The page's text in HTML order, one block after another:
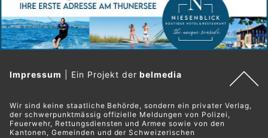
Impressum Ein Projekt derbelmedia
Wir sind keine staatliche Behörde, sondern ein privater Verlag,
der schwerpunktmässig offizielle Meldungen von Polizei,
Feuerwehr, Rettungsdiensten und Armee sowie von den
Kantonen, Gemeinden und der Schweizerischen